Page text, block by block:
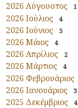
2026 Αύγουστος 1
2026 Ιούλιος 4
2026 Ιούνιος 5
2026 Μάιος 4
2026 Απρίλιος 2
2026 Μάρτιος 4
2026 Φεβρουάριος
2026 Ιανουάριος 3
2025 Δεκέμβριος 4